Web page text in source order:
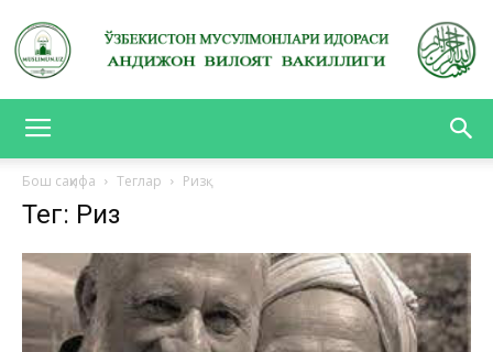
ВАКИЛЛИГИ
Бош саҳифа Теглар Ризқ
Тег: Ризқ